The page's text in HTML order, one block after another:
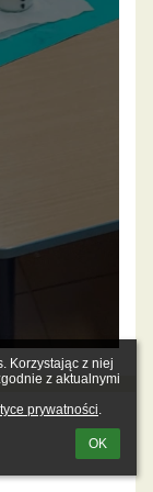
Korzystając z niej
z aktualnymi
prywatności.
OK